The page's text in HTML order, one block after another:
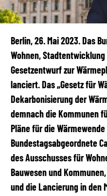
Berlin, 26. Mai 2023. Das
Wohnen,
Gesetzentwurf zur
lanciert. Das „Gesetz für
Dekarbonisierung der
demnach die Kommunen
Pläne für die
Bundestagsabgeordnete
des Ausschusses für
Bauwesen und
und die Lancierung in den